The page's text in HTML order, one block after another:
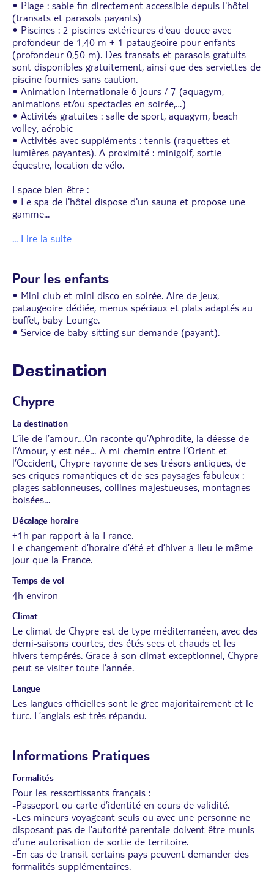
• Plage : sable fin directement accessible depuis l'hôtel
(transats et parasols payants)
• Piscines : 2 piscines extérieures d'eau douce avec
profondeur de 1,40 m + 1 pataugeoire pour enfants
(profondeur 0,50 m). Des transats et parasols gratuits
sont disponibles gratuitement, ainsi que des serviettes de
piscine fournies sans caution.
• Animation internationale 6 jours / 7 (aquagym,
animations et/ou spectacles en soirée,…)
• Activités gratuites : salle de sport, aquagym, beach
volley, aérobic
• Activités avec suppléments : tennis (raquettes et
lumières payantes). A proximité : minigolf, sortie
équestre, location de vélo.
Espace bien-être :
• Le spa de l'hôtel dispose d'un sauna et propose une
gamme...
... Lire la suite
Pour les enfants
• Mini-club et mini disco en soirée. Aire de jeux,
pataugeoire dédiée, menus spéciaux et plats adaptés au
buffet, baby Lounge.
• Service de baby-sitting sur demande (payant).
Destination
Chypre
La destination
L’île de l’amour…On raconte qu’Aphrodite, la déesse de
l’Amour, y est née… A mi-chemin entre l’Orient et
l’Occident, Chypre rayonne de ses trésors antiques, de
ses criques romantiques et de ses paysages fabuleux :
plages sablonneuses, collines majestueuses, montagnes
boisées…
Décalage horaire
+1h par rapport à la France.
Le changement d’horaire d’été et d’hiver a lieu le même
jour que la France.
Temps de vol
4h environ
Climat
Le climat de Chypre est de type méditerranéen, avec des
demi-saisons courtes, des étés secs et chauds et les
hivers tempérés. Grace à son climat exceptionnel, Chypre
peut se visiter toute l’année.
Langue
Les langues officielles sont le grec majoritairement et le
turc. L’anglais est très répandu.
Informations Pratiques
Formalités
Pour les ressortissants français :
-Passeport ou carte d’identité en cours de validité.
-Les mineurs voyageant seuls ou avec une personne ne
disposant pas de l’autorité parentale doivent être munis
d’une autorisation de sortie de territoire.
-En cas de transit certains pays peuvent demander des
formalités supplémentaires.